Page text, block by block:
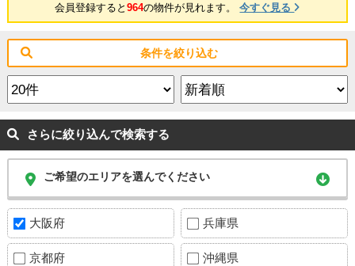
会員登録すると964の物件が見れます。今すぐ見る
条件を絞り込む
さらに絞り込んで検索する
ご希望のエリアを選んでください
大阪府 兵庫県
京都府 沖縄県